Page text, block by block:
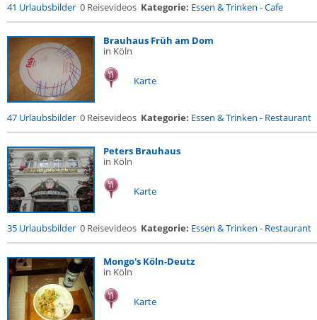
41 Urlaubsbilder 0 Reisevideos Kategorie: Essen & Trinken -Cafe
Brauhaus Früh am Dom
in Köln
Karte
47 Urlaubsbilder 0 Reisevideos Kategorie: Essen & Trinken - Restaurant
Peters Brauhaus
in Köln
Karte
35 Urlaubsbilder 0 Reisevideos Kategorie: Essen & Trinken - Restaurant
Mongo's Köln-Deutz
in Köln
Karte